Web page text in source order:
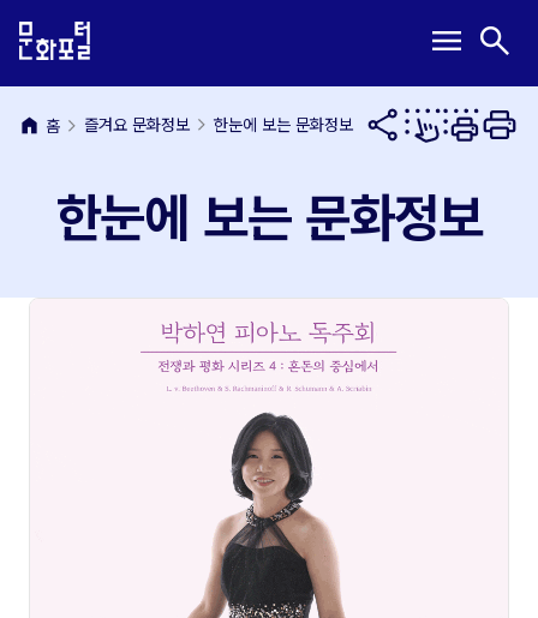
문
내
용
메
뉴
바
메
열
기
menu 검
열
기
search
home 홈 즐겨요 문화정보 한눈에 보는 문화정보
한눈에 보는 문화정보